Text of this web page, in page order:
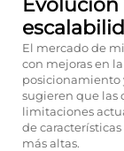
El mercado de
con mejoras en
posicionamiento
sugieren que las
limitaciones
de
más altas.